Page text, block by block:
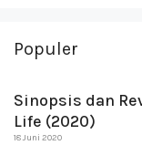
Populer
Sinopsis dan
Life (2020)
18 Juni 2020